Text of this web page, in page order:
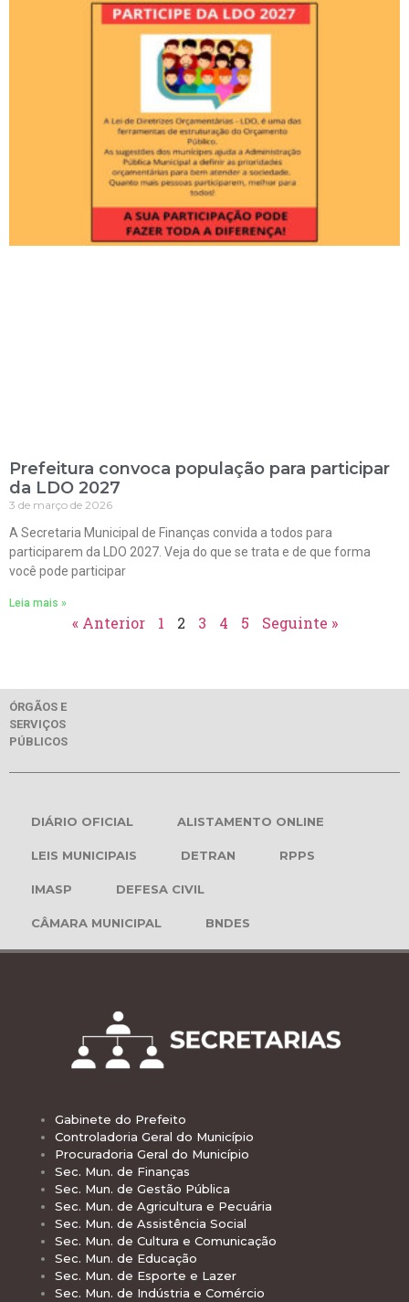
Prefeitura convoca população para participar
da LDO 2027
3 de março de 2026
A Secretaria Municipal de Finanças convida a todos para
participarem da LDO 2027. Veja do que se trata e de que forma
você pode participar
Leia mais »
« Anterior 1 2 3 4 5 Seguinte »
ÓRGÃOS E
SERVIÇOS
PÚBLICOS
DIÁRIO OFICIAL ALISTAMENTO ONLINE
LEIS MUNICIPAIS DETRAN RPPS
IMASP DEFESA CIVIL
CÂMARA MUNICIPAL BNDES
Gabinete do Prefeito
Controladoria Geral do Município
Procuradoria Geral do Município
Sec. Mun. de Finanças
Sec. Mun. de Gestão Pública
Sec. Mun. de Agricultura e Pecuária
Sec. Mun. de Assistência Social
Sec. Mun. de Cultura e Comunicação
Sec. Mun. de Educação
Sec. Mun. de Esporte e Lazer
Sec. Mun. de Indústria e Comércio